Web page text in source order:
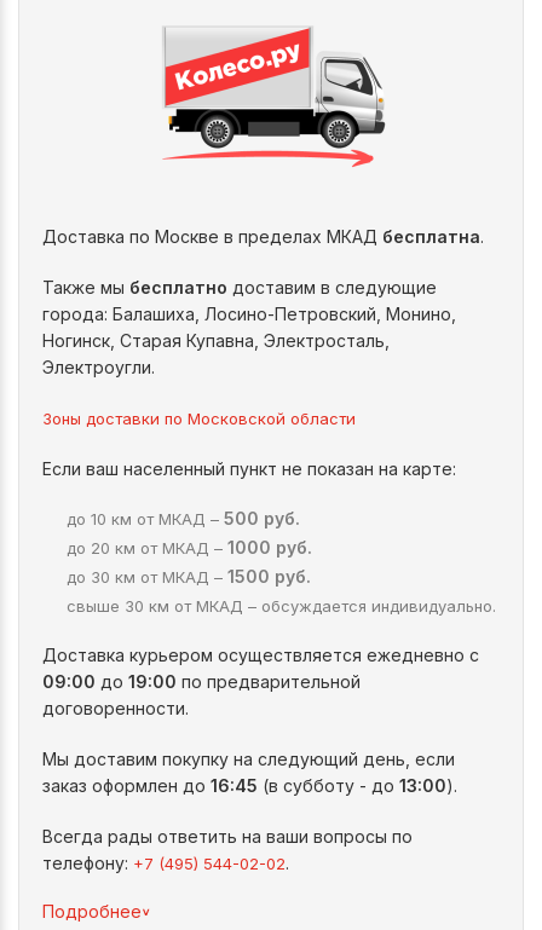
Доставка по Москве в пределах МКАД бесплатна.
Также мы бесплатно доставим в следующие
города: Балашиха, Лосино-Петровский, Монино,
Ногинск, Старая Купавна, Электросталь,
Электроугли.
Зоны доставки по Московской области
Если ваш населенный пункт не показан на карте:
до 10 км от МКАД – 500 руб.
до 20 км от МКАД – 1000 руб.
до 30 км от МКАД – 1500 руб.
свыше 30 км от МКАД – обсуждается индивидуально.
Доставка курьером осуществляется ежедневно с
09:00 до 19:00 по предварительной
договоренности.
Мы доставим покупку на следующий день, если
заказ оформлен до 16:45 (в субботу - до 13:00).
Всегда рады ответить на ваши вопросы по
телефону: +7 (495) 544-02-02.
Подробнее^